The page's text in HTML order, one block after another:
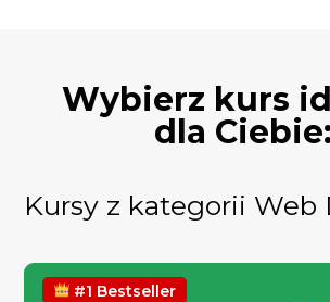
Wybierz kurs
dla Ciebie:
Kursy z kategorii Web
#1 Bestseller